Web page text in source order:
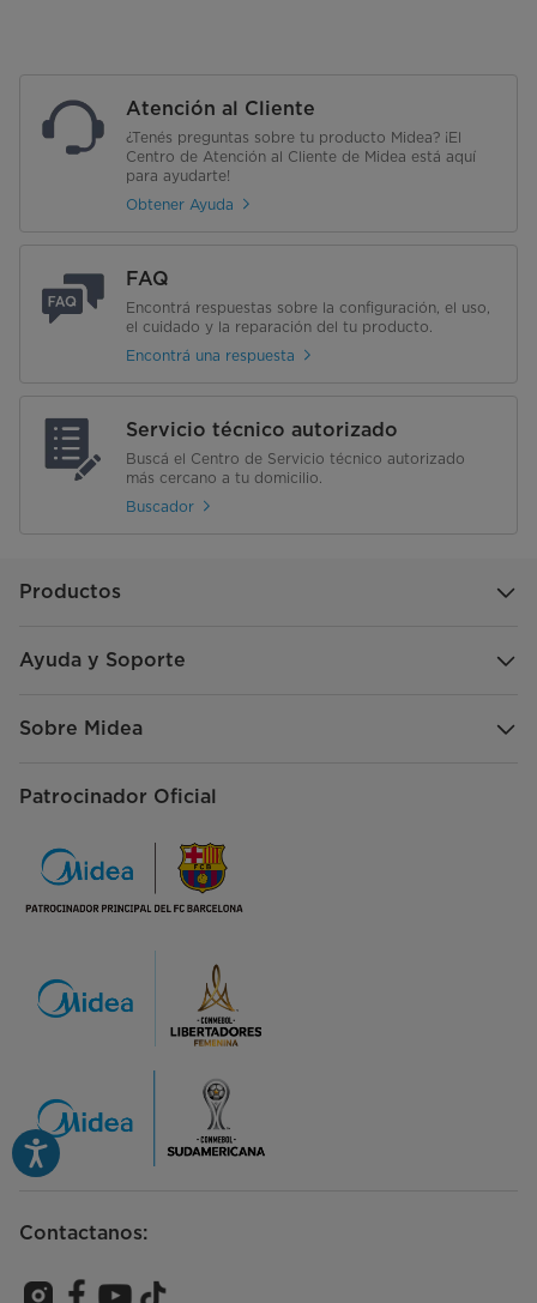
Atención al Cliente
¿Tenés preguntas sobre tu producto Midea? ¡El
Centro de Atención al Cliente de Midea está aquí
para ayudarte!
Obtener Ayuda
FAQ
Encontrá respuestas sobre la configuración, el uso,
el cuidado y la reparación del tu producto.
Encontrá una respuesta
Servicio técnico autorizado
Buscá el Centro de Servicio técnico autorizado
más cercano a tu domicilio.
Buscador
Productos
Ayuda y Soporte
Sobre Midea
Patrocinador Oficial
Contactanos: